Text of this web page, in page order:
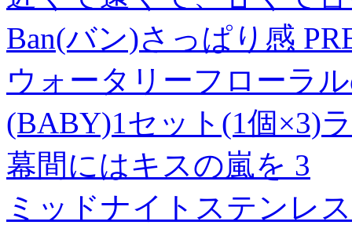
Ban(バン)さっぱり感
ウォータリーフローラ
(BABY)1セット(1個×3)
幕間にはキスの嵐を 3
ミッドナイトステンレ